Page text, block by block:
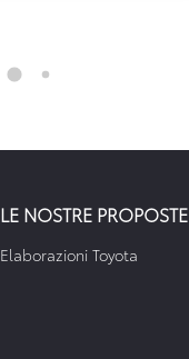
LE NOSTRE PROPOSTE
Elaborazioni Toyota